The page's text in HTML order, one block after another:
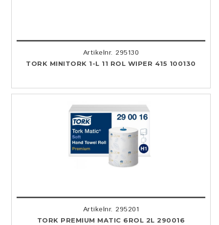
Artikelnr. 295130
TORK MINITORK 1-L 11 ROL WIPER 415 100130
Artikelnr. 295201
TORK PREMIUM MATIC 6ROL 2L 290016